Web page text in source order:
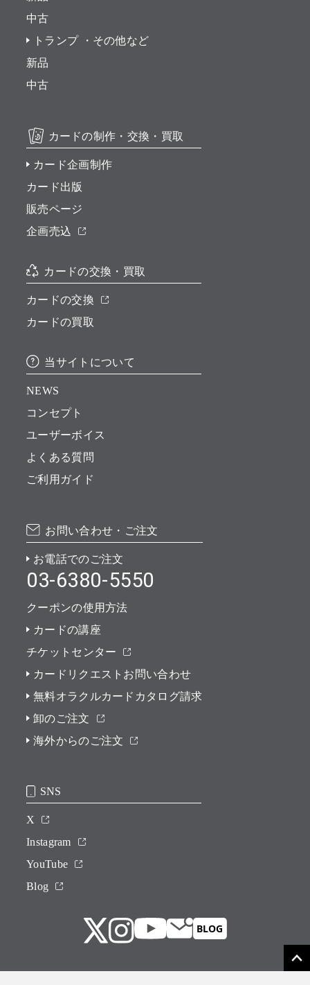
中古
トランプ ・その他など
新品
中古
カードの制作・交換・買取
カード企画制作
カード出版
販売ページ
企画売込
カードの交換・買取
カードの交換
カードの買取
当サイトについて
NEWS
コンセプト
ユーザーボイス
よくある質問
ご利用ガイド
お問い合わせ・ご注文
お電話でのご注文
03-6380-5550
クーポンの使用方法
カードの講座
チケットセンター
カードリクエストお問い合わせ
無料オラクルカードカタログ請求
卸のご注文
海外からのご注文
SNS
X
Instagram
YouTube
Blog